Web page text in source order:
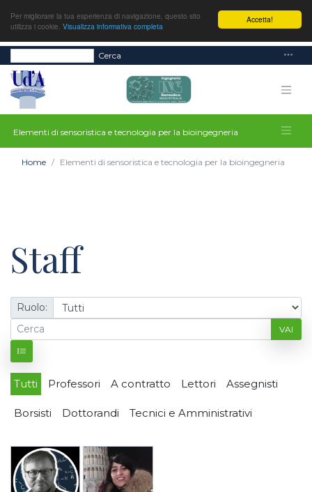
Accetta!
Per migliorare la tua esperienza di navigazione, questo sito
utilizza i cookie. Visualizza informativa completa
Cerca
Elementi di sensoristica e tecnologia per la bioingegneria
Home Elementi di sensoristica e tecnologia per la bioingegneria
Staff
Ruolo:
VAI
Tutti Professori A contratto Lettori Assegnisti
Borsisti Dottorandi Tecnici e Amministrativi